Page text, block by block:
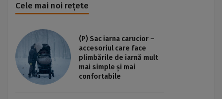
Cele mai noi rețete
(P) Sac iarna carucior –
accesoriul care face
plimbările de iarnă mult
mai simple și mai
confortabile